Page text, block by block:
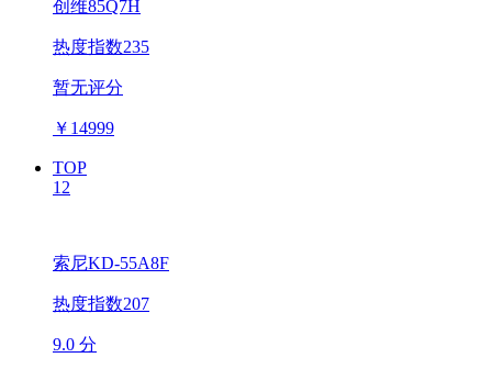
创维85Q7H
热度指数235
暂无评分
￥ 14999
TOP
12
索尼KD-55A8F
热度指数207
9.0 分